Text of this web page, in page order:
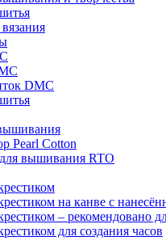
DMC
Pearl Cotton
вышивания RTO
на канве с
– рекомендовано
для создания часов